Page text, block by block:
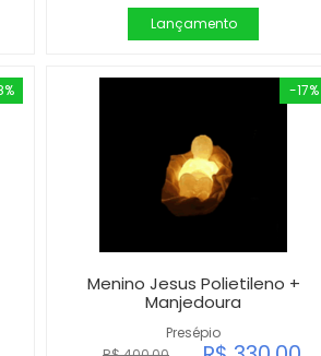
Lançamento
-17%
Presépio
Menino Jesus Polietileno +
Manjedoura